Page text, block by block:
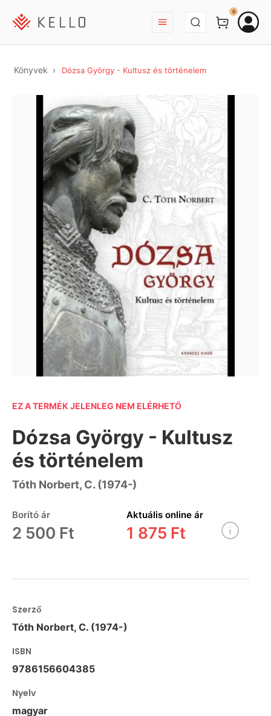
BEJELENTKEZÉS
0
Könyvek Dózsa György - Kultusz és történelem
EZ A TERMÉK JELENLEG NEM ELÉRHETŐ
Dózsa György - Kultusz
és történelem
Tóth Norbert, C. (1974-)
Borító ár
2 500 Ft
Aktuális online ár
1 875 Ft
Szerző
Tóth Norbert, C. (1974-)
ISBN
9786156604385
Nyelv
magyar